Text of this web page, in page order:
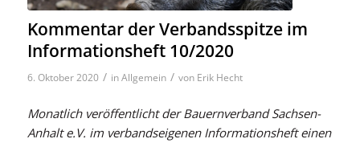
Kommentar der Verbandsspitze im
Informationsheft 10/2020
6. Oktober 2020 / inAllgemein / von Erik Hecht
Monatlich veröffentlicht der Bauernverband Sachsen-
Anhalt e.V. im verbandseigenen Informationsheft einen